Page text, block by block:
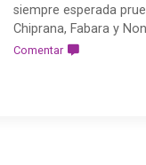
siempre esperada
Chiprana, Fabara y
Comentar